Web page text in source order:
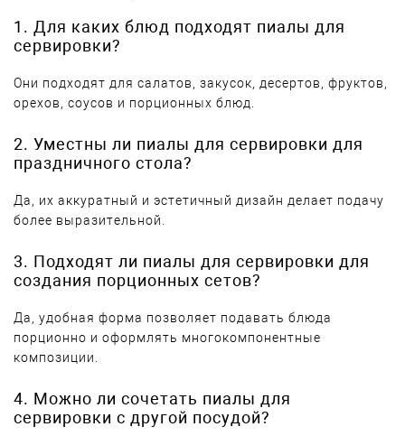
1. Для каких блюд подходят пиалы для
сервировки?
Они подходят для салатов, закусок, десертов, фруктов,
орехов, соусов и порционных блюд.
2. Уместны ли пиалы для сервировки для
праздничного стола?
Да, их аккуратный и эстетичный дизайн делает подачу
более выразительной.
3. Подходят ли пиалы для сервировки для
создания порционных сетов?
Да, удобная форма позволяет подавать блюда
порционно и оформлять многокомпонентные
композиции.
4. Можно ли сочетать пиалы для
сервировки с другой посудой?